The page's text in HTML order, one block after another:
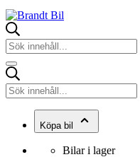
Köpa bil
Bilar i lager